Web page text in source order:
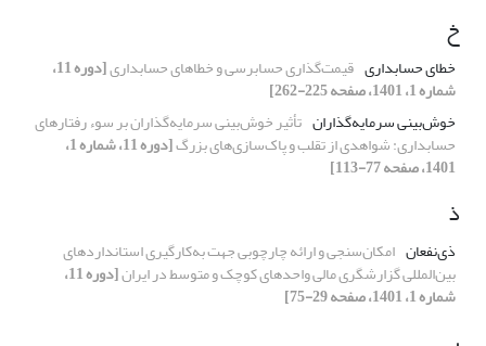
خ
خطای حسابداری قیمت‌گذاری حسابرسی و خطاهای حسابداری [دوره 11،
شماره 1، 1401، صفحه 225-262]
خوش‌بینی سرمایه‌گذاران تأثیر خوش‌بینی سرمایه‌گذاران بر سوء رفتارهای
حسابداری: شواهدی از تقلب و پاک‌سازی‌های بزرگ [دوره 11، شماره 1،
1401، صفحه 77-113]
ذ
ذی‌‌نفعان امکان‌‌سنجی و ارائه‌‌ چارچوبی جهت به‌کارگیری استانداردهای
بین‌‌المللی گزارشگری مالی واحدهای کوچک و متوسط در ایران [دوره 11،
شماره 1، 1401، صفحه 29-75]